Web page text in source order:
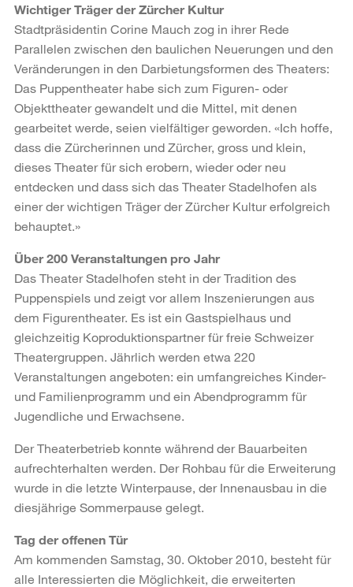
Wichtiger Träger der Zürcher Kultur
Stadtpräsidentin Corine Mauch zog in ihrer Rede
Parallelen zwischen den baulichen Neuerungen und den
Veränderungen in den Darbietungsformen des Theaters:
Das Puppentheater habe sich zum Figuren- oder
Objekttheater gewandelt und die Mittel, mit denen
gearbeitet werde, seien vielfältiger geworden. «Ich hoffe,
dass die Zürcherinnen und Zürcher, gross und klein,
dieses Theater für sich erobern, wieder oder neu
entdecken und dass sich das Theater Stadelhofen als
einer der wichtigen Träger der Zürcher Kultur erfolgreich
behauptet.»
Über 200 Veranstaltungen pro Jahr
Das Theater Stadelhofen steht in der Tradition des
Puppenspiels und zeigt vor allem Inszenierungen aus
dem Figurentheater. Es ist ein Gastspielhaus und
gleichzeitig Koproduktionspartner für freie Schweizer
Theatergruppen. Jährlich werden etwa 220
Veranstaltungen angeboten: ein umfangreiches Kinder-
und Familienprogramm und ein Abendprogramm für
Jugendliche und Erwachsene.
Der Theaterbetrieb konnte während der Bauarbeiten
aufrechterhalten werden. Der Rohbau für die Erweiterung
wurde in die letzte Winterpause, der Innenausbau in die
diesjährige Sommerpause gelegt.
Tag der offenen Tür
Am kommenden Samstag, 30. Oktober 2010, besteht für
alle Interessierten die Möglichkeit, die erweiterten